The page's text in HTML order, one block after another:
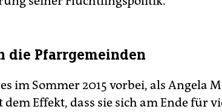
die Pfarrgemeinden
im Sommer 2015 vorbei, als Angela
Effekt, dass sie sich am Ende für